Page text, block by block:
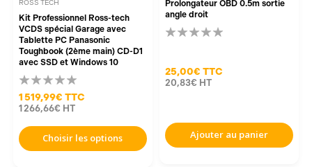
ROSS TECH
Kit Professionnel Ross-tech
VCDS spécial Garage avec
Tablette PC Panasonic
Toughbook (2ème main) CD-D1
avec SSD et Windows 10
1 519,99€ TTC
1 266,66€ HT
Choisir les options
Prolongateur OBD 0.5m sortie
angle droit
25,00€ TTC
20,83€ HT
Ajouter au panier